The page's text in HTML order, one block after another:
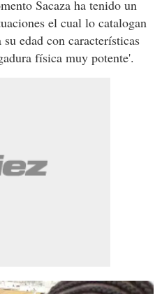
Sacaza ha tenido un
el cual lo catalogan
edad con características
física muy potente'.